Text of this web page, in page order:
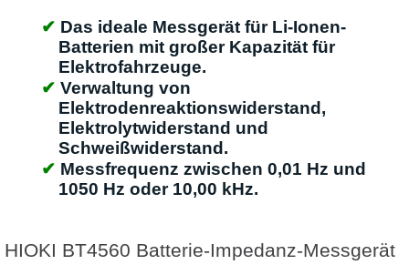
Das ideale Messgerät für Li-Ionen-
Batterien mit großer Kapazität für
Elektrofahrzeuge.
Verwaltung von
Elektrodenreaktionswiderstand,
Elektrolytwiderstand und
Schweißwiderstand.
Messfrequenz zwischen 0,01 Hz und
1050 Hz oder 10,00 kHz.
HIOKI BT4560 Batterie-Impedanz-Messgerät